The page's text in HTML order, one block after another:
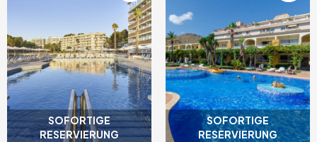
SOFORTIGE
RESERVIERUNG
SOFORTIGE
RESERVIERUNG